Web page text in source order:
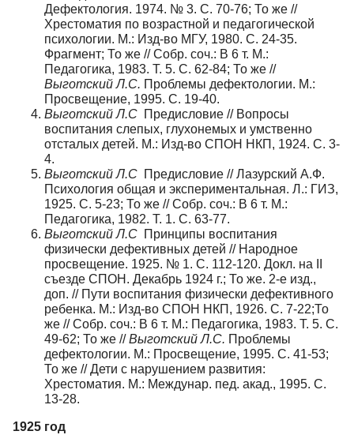
Дефектология. 1974. № 3. С. 70-76; То же //
Хрестоматия по возрастной и педагогической
психологии. М.: Изд-во МГУ, 1980. С. 24-35.
Фрагмент; То же // Собр. соч.: В 6 т. М.:
Педагогика, 1983. Т. 5. С. 62-84; То же //
Выготский Л.С. Проблемы дефектологии. М.:
Просвещение, 1995. С. 19-40.
Выготский Л.С Предисловие // Вопросы
воспитания слепых, глухонемых и умственно
отсталых детей. М.: Изд-во СПОН НКП, 1924. С. 3-
4.
Выготский Л.С Предисловие // Лазурский А.Ф.
Психология общая и экспериментальная. Л.: ГИЗ,
1925. С. 5-23; То же // Собр. соч.: В 6 т. М.:
Педагогика, 1982. Т. 1. С. 63-77.
Выготский Л.С Принципы воспитания
физически дефективных детей // Народное
просвещение. 1925. № 1. С. 112-120. Докл. на II
съезде СПОН. Декабрь 1924 г.; То же. 2-е изд.,
доп. // Пути воспитания физически дефективного
ребенка. М.: Изд-во СПОН НКП, 1926. С. 7-22;То
же // Собр. соч.: В 6 т. М.: Педагогика, 1983. Т. 5. С.
49-62; То же //Выготский Л.С. Проблемы
дефектологии. М.: Просвещение, 1995. С. 41-53;
То же // Дети с нарушением развития:
Хрестоматия. М.: Междунар. пед. акад., 1995. С.
13-28.
1925 год